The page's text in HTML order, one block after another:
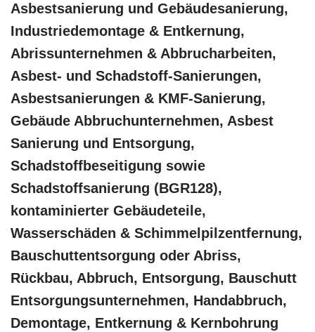
Asbestsanierung und Gebäudesanierung,
Industriedemontage & Entkernung,
Abrissunternehmen & Abbrucharbeiten,
Asbest- und Schadstoff-Sanierungen,
Asbestsanierungen & KMF-Sanierung,
Gebäude Abbruchunternehmen, Asbest
Sanierung und Entsorgung,
Schadstoffbeseitigung sowie
Schadstoffsanierung (BGR128),
kontaminierter Gebäudeteile,
Wasserschäden & Schimmelpilzentfernung,
Bauschuttentsorgung oder Abriss,
Rückbau, Abbruch, Entsorgung, Bauschutt
Entsorgungsunternehmen, Handabbruch,
Demontage, Entkernung & Kernbohrung